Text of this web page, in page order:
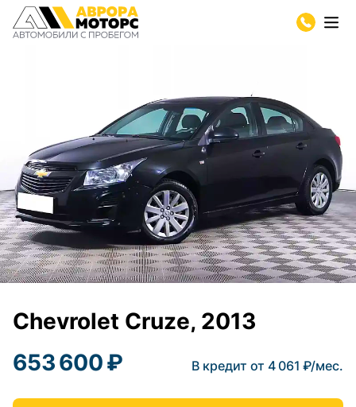
Chevrolet Cruze, 2013
653 600 ₽
В кредит от 4 061 ₽/мес.